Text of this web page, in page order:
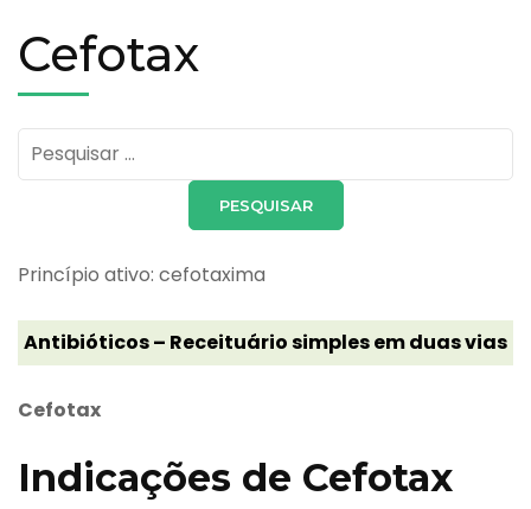
Cefotax
Pesquisar
por:
Princípio ativo: cefotaxima
Antibióticos – Receituário simples em duas vias
Cefotax
Indicações de Cefotax